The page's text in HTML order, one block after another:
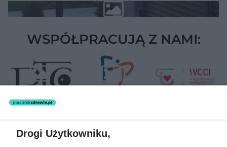
WSPÓŁPRACUJĄ Z NAMI:
Drogi Użytkowniku,